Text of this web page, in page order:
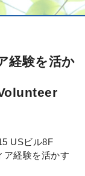
経験を活か
USビル8F
ア経験を活かす